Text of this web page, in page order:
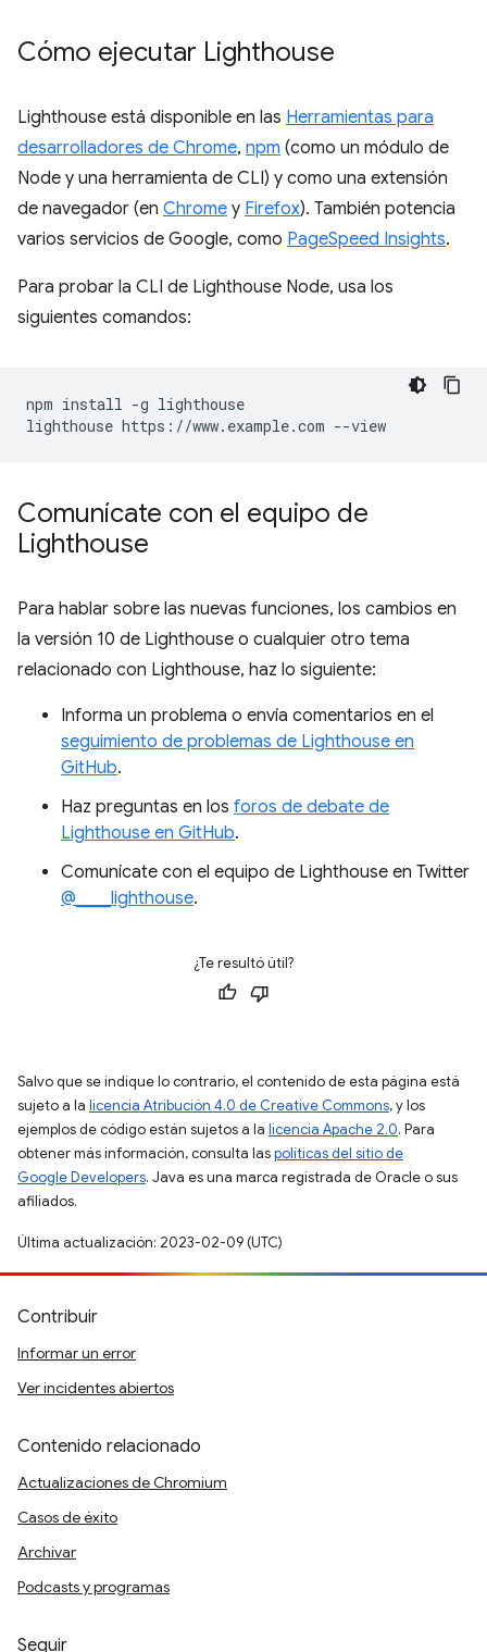
Cómo ejecutar Lighthouse
Lighthouse está disponible en las Herramientas para
desarrolladores de Chrome, npm (como un módulo de
Node y una herramienta de CLI) y como una extensión
de navegador (en Chrome y Firefox). También potencia
varios servicios de Google, como PageSpeed Insights.
Para probar la CLI de Lighthouse Node, usa los
siguientes comandos:
npm install -g lighthouse
Comunícate con el equipo de
Lighthouse
Para hablar sobre las nuevas funciones, los cambios en
la versión 10 de Lighthouse o cualquier otro tema
relacionado con Lighthouse, haz lo siguiente:
Informa un problema o envía comentarios en el
seguimiento de problemas de Lighthouse en
GitHub.
Haz preguntas en los foros de debate de
Lighthouse en GitHub.
Comunícate con el equipo de Lighthouse en Twitter
@____lighthouse.
¿Te resultó útil?
Salvo que se indique lo contrario, el contenido de esta página está
sujeto a la licencia Atribución 4.0 de Creative Commons, y los
ejemplos de código están sujetos a la licencia Apache 2.0. Para
obtener más información, consulta laspolíticas del sitio de
Google Developers. Java es una marca registrada de Oracle o sus
afiliados.
Última actualización: 2023-02-09 (UTC)
Contribuir
Informar un error
Ver incidentes abiertos
Contenido relacionado
Actualizaciones de Chromium
Casos de éxito
Archivar
Podcasts y programas
Seguir